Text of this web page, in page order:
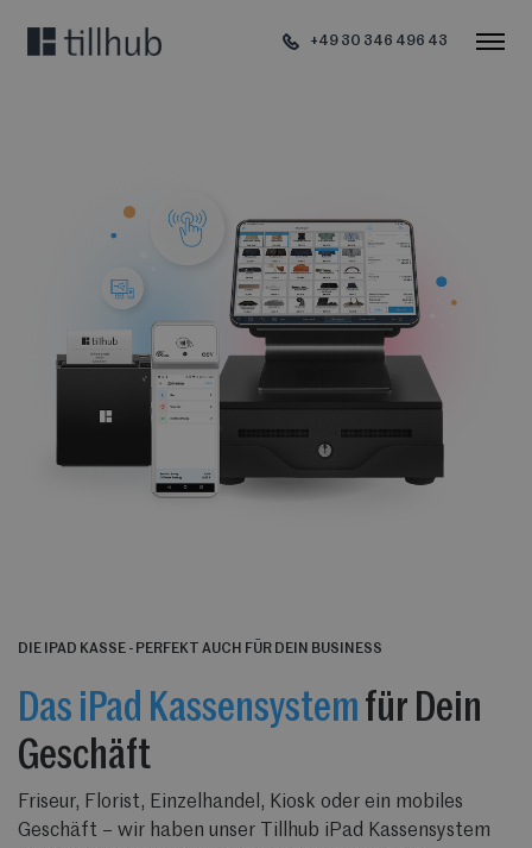
+49 30 346 496 43
DIE IPAD KASSE - PERFEKT AUCH FÜR DEIN BUSINESS
Das iPad Kassensystem für Dein
Geschäft
Friseur, Florist, Einzelhandel, Kiosk oder ein mobiles
Geschäft – wir haben unser Tillhub iPad Kassensystem